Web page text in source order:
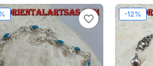
favorite_border -12%